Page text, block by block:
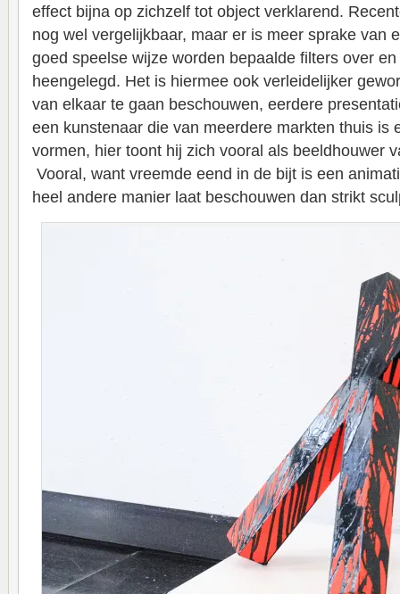
effect bijna op zichzelf tot object verklarend.
nog wel vergelijkbaar, maar er is meer sprake van
goed speelse wijze worden bepaalde filters over
heengelegd. Het is hiermee ook verleidelijker
van elkaar te gaan beschouwen, eerdere
een kunstenaar die van meerdere markten thuis is
vormen, hier toont hij zich vooral als beeldhouwer
Vooral, want vreemde eend in de bijt is een
heel andere manier laat beschouwen dan strikt